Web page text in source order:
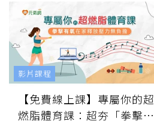
【免費線上課】專屬你的超
燃脂體育課：超夯「拳擊有
影片課程